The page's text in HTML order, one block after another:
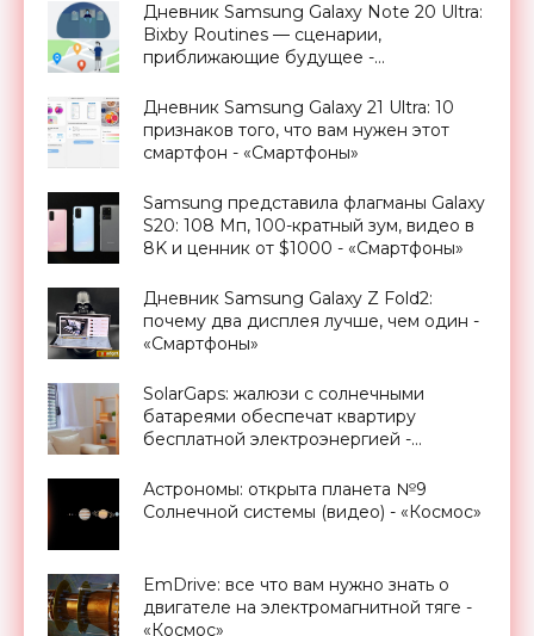
Дневник Samsung Galaxy Note 20 Ultra:
Bixby Routines — сценарии,
приближающие будущее -
Дневник Samsung Galaxy 21 Ultra: 10
признаков того, что вам нужен этот
смартфон - «Смартфоны»
Samsung представила флагманы Galaxy
S20: 108 Мп, 100-кратный зум, видео в
8K и ценник от $1000 - «Смартфоны»
Дневник Samsung Galaxy Z Fold2:
почему два дисплея лучше, чем один -
«Смартфоны»
SolarGaps: жалюзи с солнечными
батареями обеспечат квартиру
бесплатной электроэнергией -
Астрономы: открыта планета №9
Солнечной системы (видео) - «Космос»
EmDrive: все что вам нужно знать о
двигателе на электромагнитной тяге -
«Космос»